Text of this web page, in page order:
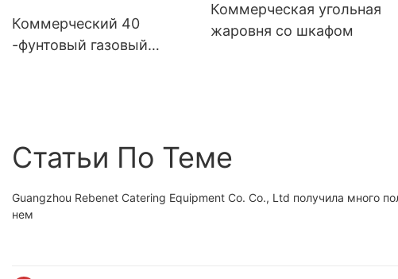
Коммерческий 40
-фунтовый газовый
Коммерческая угольная
жаровня со шкафом
Статьи По Теме
Guangzhou Rebenet Catering Equipment Co. Co., Ltd получила
нем